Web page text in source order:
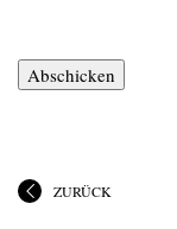
Abschicken
ZURÜCK